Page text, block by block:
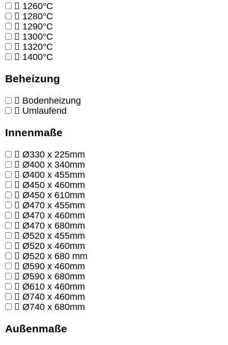
1260°C
1280°C
1290°C
1300°C
1320°C
1400°C
Beheizung
Bodenheizung
Umlaufend
Innenmaße
Ø330 x 225mm
Ø400 x 340mm
Ø400 x 455mm
Ø450 x 460mm
Ø450 x 610mm
Ø470 x 455mm
Ø470 x 460mm
Ø470 x 680mm
Ø520 x 455mm
Ø520 x 460mm
Ø520 x 680 mm
Ø590 x 460mm
Ø590 x 680mm
Ø610 x 460mm
Ø740 x 460mm
Ø740 x 680mm
Außenmaße